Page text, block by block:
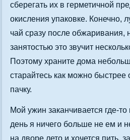
сберегать их в герметичной
окисления упаковке. Конечно,
чай сразу после обжаривания,
занятостью это звучит
Поэтому храните дома
старайтесь как можно
пачку.
Мой ужин заканчивается где-
день я ничего больше не ем и
на дворе лето и хочется пить,